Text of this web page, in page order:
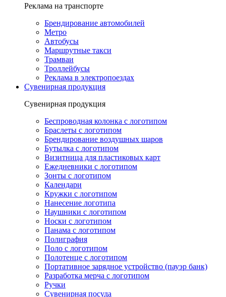
Реклама на транспорте
Брендирование автомобилей
Метро
Автобусы
Маршрутные такси
Трамваи
Троллейбусы
Реклама в электропоездах
Сувенирная продукция
Сувенирная продукция
Беспроводная колонка с логотипом
Браслеты с логотипом
Брендирование воздушных шаров
Бутылка с логотипом
Визитница для пластиковых карт
Ежедневники с логотипом
Зонты с логотипом
Календари
Кружки с логотипом
Нанесение логотипа
Наушники с логотипом
Носки с логотипом
Панама с логотипом
Полиграфия
Поло с логотипом
Полотенце с логотипом
Портативное зарядное устройство (пауэр банк)
Разработка мерча с логотипом
Ручки
Сувенирная посуда